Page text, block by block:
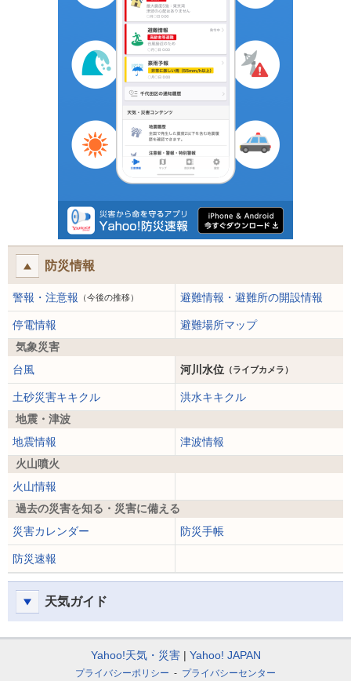
防災情報
警報・注意報 （今後の推移） 避難情報・避難所の開設情報
停電情報
避難場所マップ
気象災害
台風
河川水位 （ライブカメラ）
土砂災害キキクル
洪水キキクル
地震・津波
地震情報
津波情報
火山噴火
火山情報
過去の災害を知る・災害に備える
災害カレンダー
防災手帳
防災速報
天気ガイド
Yahoo!天気・災害 Yahoo! JAPAN
プライバシーポリシー プライバシーセンター